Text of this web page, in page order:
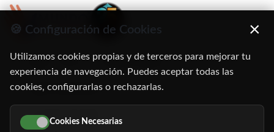
C/ Oruro, 11. 28016 Madrid
91 345 06 26
616 113 103
🍪 Configuración de Cookies ×
Utilizamos cookies propias y de terceros para mejorar tu
experiencia de navegación. Puedes aceptar todas las
cookies, configurarlas o rechazarlas.
Cookies Necesarias